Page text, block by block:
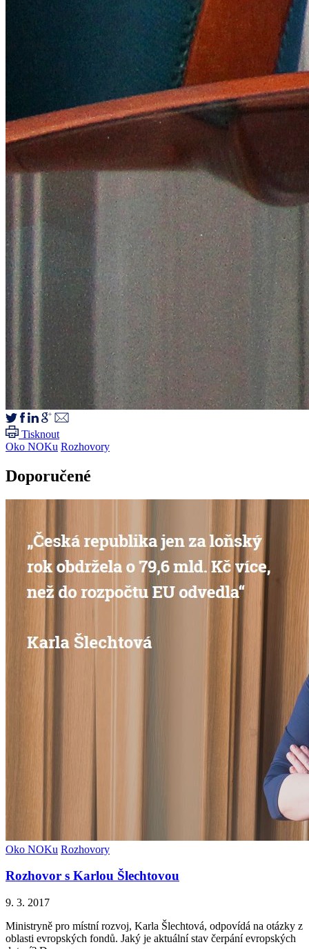
Tisknout
Oko NOKu Rozhovory
Doporučené
Oko NOKu Rozhovory
Rozhovor s Karlou Šlechtovou
9. 3. 2017
Ministryně pro místní rozvoj, Karla Šlechtová, odpovídá na otázky z
oblasti evropských fondů. Jaký je aktuální stav čerpání evropských